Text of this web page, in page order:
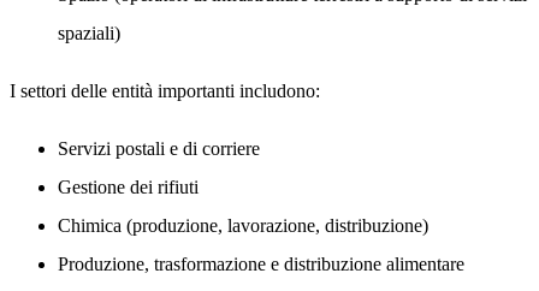
spaziali)
I settori delle entità importanti includono:
Servizi postali e di corriere
Gestione dei rifiuti
Chimica (produzione, lavorazione, distribuzione)
Produzione, trasformazione e distribuzione alimentare